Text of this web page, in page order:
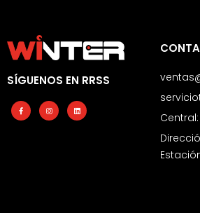
SÍGUENOS EN RRSS
Facebook-
f
InstagramLinkedin